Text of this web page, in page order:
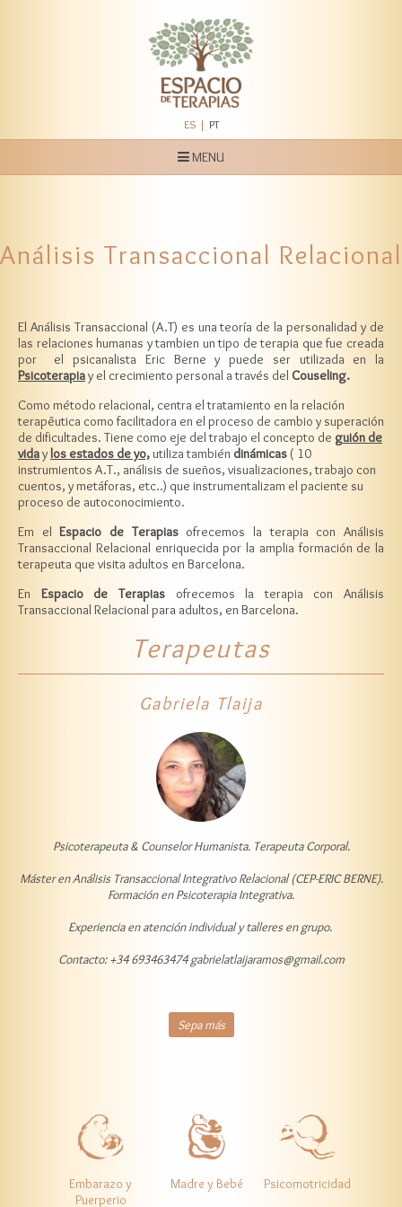
ES PT
MENU
Servicios
Blog
Contato
Análisis Transaccional Relacional
El Análisis Transaccional (A.T) es una teoría de la personalidad y de
las relaciones humanas y tambien un tipo de terapia que fue creada
por el psicanalista Eric Berne y puede ser utilizada en la
Psicoterapiay el crecimiento personal a través del Couseling.
Como método relacional, centra el tratamiento en la relación
terapêutica como facilitadora en el proceso de cambio y superación
de dificultades. Tiene como eje del trabajo el concepto de guión de
vidaylos estados de yo,utiliza también dinámicas ( 10
instrumientos A.T., análisis de sueños, visualizaciones, trabajo con
cuentos, y metáforas, etc..) que instrumentalizam el paciente su
proceso de autoconocimiento.
Em el Espacio de Terapiasofrecemos la terapia con Análisis
Transaccional Relacional enriquecida por la amplia formación de la
terapeuta que visita adultos en Barcelona.
En Espacio de Terapiasofrecemos la terapia con Análisis
Transaccional Relacional para adultos, en Barcelona.
Terapeutas
Gabriela Tlaija
Psicoterapeuta & Counselor Humanista. Terapeuta Corporal.
Máster en Análisis Transaccional Integrativo Relacional (CEP-ERIC BERNE).
Formación en Psicoterapia Integrativa.
Experiencia en atención individual y talleres en grupo.
Contacto: +34 693463474 gabrielatlaijaramos@gmail.com
Sepa más
Embarazo y
Puerperio
Madre y Bebé Psicomotricidad